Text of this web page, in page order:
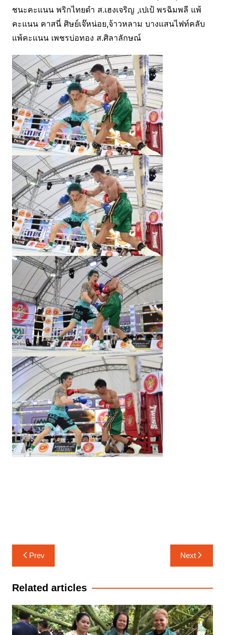
ชนะคะแนน พริกไทยดำ ส.เฮงเจริญ ,เปเป้ พรฉิมพลี แพ้
คะแนน คาสนี่ ศิษย์เจ๊หน่อย,จ้าวหลาม บางแสนไฟท์คลับ
แพ้คะแนน เพชรบ่อทอง ส.ศิลาลักษณ์
แนะแนว
เรื่อง
Prev Next
Related articles